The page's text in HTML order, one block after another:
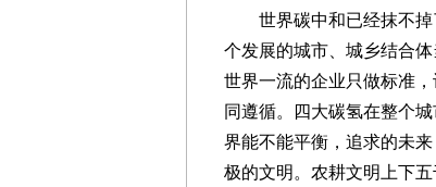
世界碳中和已经抹不掉
个发展的城市、城乡结合
世界一流的企业只做标准
同遵循。四大碳氢在整个
界能不能平衡，追求的未
极的文明。农耕文明上下